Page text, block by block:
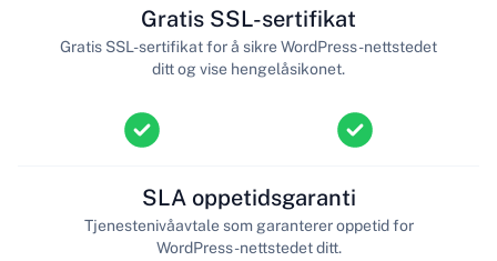
Gratis SSL-sertifikat
Gratis SSL-sertifikat for å sikre WordPress-nettstedet
ditt og vise hengelåsikonet.
SLA oppetidsgaranti
Tjenestenivåavtale som garanterer oppetid for
WordPress-nettstedet ditt.